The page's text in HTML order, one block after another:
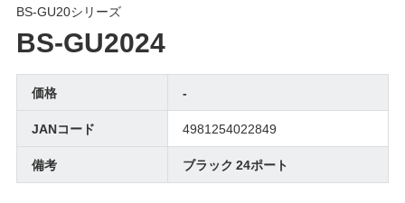
BS-GU20シリーズ
BS-GU2024
価格
-
JANコード
4981254022849
備考
ブラック 24ポート